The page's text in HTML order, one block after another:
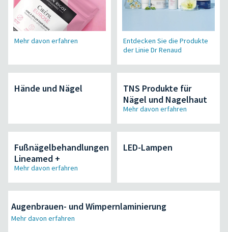
Mehr davon erfahren
Entdecken Sie die Produkte
der Linie Dr Renaud
Hände und Nägel
TNS Produkte für
Nägel und Nagelhaut
Mehr davon erfahren
Fußnägelbehandlungen
Lineamed +
Mehr davon erfahren
LED-Lampen
Augenbrauen- und Wimpernlaminierung
Mehr davon erfahren